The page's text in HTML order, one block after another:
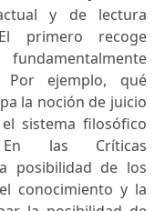
y de lectura
primero recoge
Por ejemplo, qué
la noción de juicio
sistema filosófico
En las Críticas
posibilidad de los
conocimiento y la